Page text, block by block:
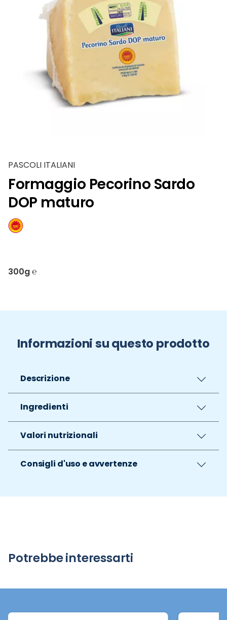
PASCOLI ITALIANI
Formaggio Pecorino Sardo
DOP maturo
300g ℮
Informazioni su questo prodotto
Descrizione
Ingredienti
Valori nutrizionali
Consigli d'uso e avvertenze
Potrebbe interessarti